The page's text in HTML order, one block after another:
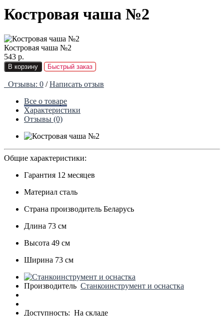
Костровая чаша №2
Костровая чаша №2
543 р.
В корзину Быстрый заказ
Отзывы: 0 / Написать отзыв
Все о товаре
Характеристики
Отзывы (0)
Общие характеристики:
Гарантия 12 месяцев
Материал сталь
Страна производитель Беларусь
Длина 73 см
Высота 49 см
Ширина 73 см
Производитель Станкоинструмент и оснастка
Доступность: На складе